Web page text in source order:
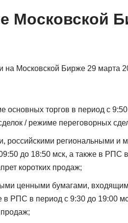
Московской
на Московской Бирже 29 марта
торгов в период с
/ режиме переговорных
российскими региональными и
до 18:50 мск, а также в РПС
коротких продаж;
ценными бумагами,
в РПС в период с 9:30 до 19:00
продаж;